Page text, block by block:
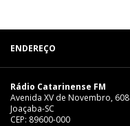
ENDEREÇO
Rádio Catarinense FM
Avenida XV de Novembro, 608
Joaçaba-SC
CEP: 89600-000